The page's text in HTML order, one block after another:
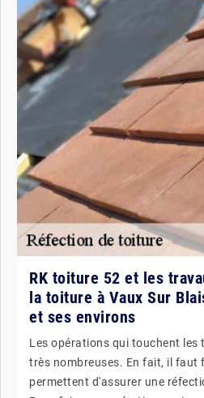
RK toiture 52 et les
la toiture à Vaux Sur
et ses environs
Les opérations qui touchent les
très nombreuses. En fait, il faut
permettent d'assurer une